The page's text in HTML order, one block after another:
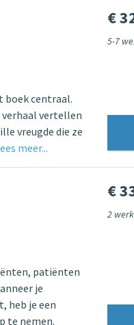
boek centraal.
verhaal vertellen
vreugde die ze
meer...
€
5-7
patiënten
je
heb je een
te nemen.
€
2